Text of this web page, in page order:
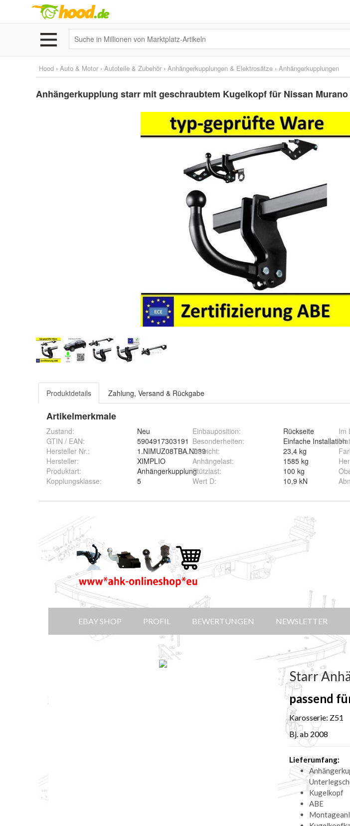
Hood › Auto & Motor › Autoteile & Zubehör › Anhängerkupplungen & Elektrosätze › Anhängerkupplungen
Anhängerkupplung starr mit geschraubtem Kugelkopf für Nissan Murano
Produktdetails Zahlung, Versand & Rückgabe
Artikelmerkmale
Zustand:
Neu
GTIN / EAN:
5904917303191
Hersteller Nr.:
1.NIMUZ08TBA.N039
Hersteller:
XIMPLIO
Produktart:
Anhängerkupplung
Kopplungsklasse: 5
Einbauposition:
Rückseite
Besonderheiten:
Einfache Installation
Gewicht:
23,4 kg
Anhängelast:
1585 kg
Stützlast:
100 kg
Wert D: 10,9 kN
Im